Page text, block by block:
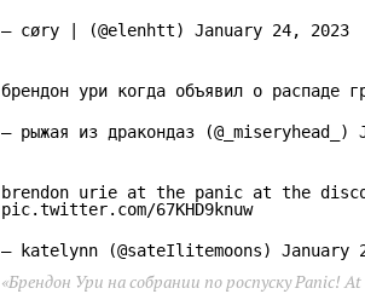
— cøry | (@elenhtt) January 24, 2023
брендон ури когда объявил о распаде
— рыжая из дракондаз (@_miseryhead_)
brendon urie at the panic at the
pic.twitter.com/67KHD9knuw
— katelynn (@sateIlitemoons) January
«Брендон Ури на собрании по роспуску Panic! At